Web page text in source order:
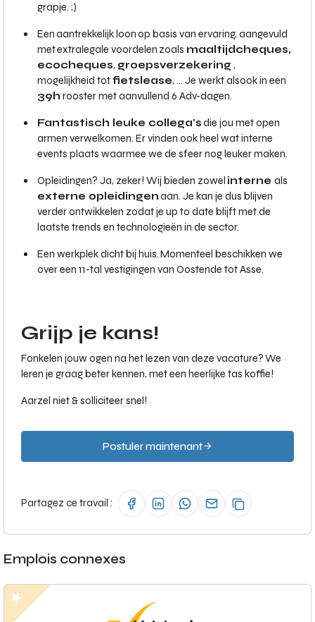
grapje. ;)
Een aantrekkelijk loon op basis van ervaring, aangevuld
met extralegale voordelen zoals maaltijdcheques,
ecocheques, groepsverzekering ,
mogelijkheid totfietslease, … Je werkt alsook in een
39h rooster met aanvullend 6 Adv-dagen.
Fantastisch leuke collega'sdie jou met open
armen verwelkomen. Er vinden ook heel wat interne
events plaats waarmee we de sfeer nog leuker maken.
Opleidingen? Ja, zeker! Wij bieden zowel interne als
externe opleidingenaan. Je kan je dus blijven
verder ontwikkelen zodat je up to date blijft met de
laatste trends en technologieën in de sector.
Een werkplek dicht bij huis. Momenteel beschikken we
over een 11-tal vestigingen van Oostende tot Asse.
Grijp je kans!
Fonkelen jouw ogen na het lezen van deze vacature? We
leren je graag beter kennen, met een heerlijke tas koffie!
Aarzel niet & solliciteer snel!
Postuler maintenant
Partagez ce travail :
Emplois connexes